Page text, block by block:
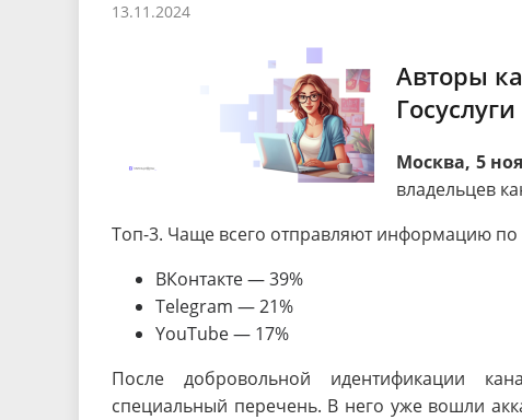
Песни о городе
Градостроительная деятельность
Координационные и совещательные
Результаты проверок
13.11.2024
Авторы
Госуслуги
Москва, 5
владельцев
Топ-3. Чаще всего отправляют информацию
ВКонтакте — 39%
Telegram — 21%
YouTube — 17%
После добровольной идентификации
специальный перечень. В него уже вошли